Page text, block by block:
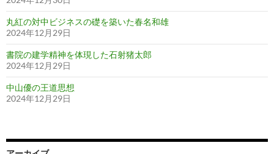
丸紅の対中ビジネスの礎を築いた春名和雄
2024年12月29日
書院の建学精神を体現した石射猪太郎
2024年12月29日
中山優の王道思想
2024年12月29日